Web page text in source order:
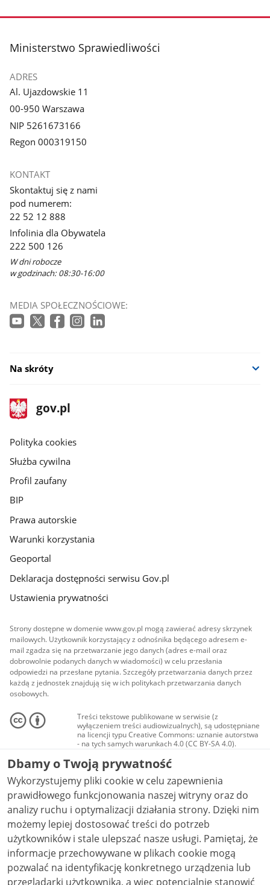
stopka
Ministerstwo Sprawiedliwości
ADRES
Al. Ujazdowskie 11
00-950 Warszawa
NIP 5261673166
Regon 000319150
KONTAKT
Skontaktuj się z nami
pod numerem:
22 52 12 888
Infolinia dla Obywatela
222 500 126
W dni robocze
w godzinach: 08:30-16:00
MEDIA SPOŁECZNOŚCIOWE:
Na skróty
stopka
gov.pl
Strona
gov.pl
gov.pl
Polityka cookies
Służba cywilna
Profil zaufany
BIP
Prawa autorskie
Warunki korzystania
Geoportal
Deklaracja dostępności serwisu Gov.pl
Ustawienia prywatności
Strony dostępne w domenie www.gov.pl mogą zawierać adresy skrzynek
mailowych. Użytkownik korzystający z odnośnika będącego adresem e-
mail zgadza się na przetwarzanie jego danych (adres e-mail oraz
dobrowolnie podanych danych w wiadomości) w celu przesłania
odpowiedzi na przesłane pytania. Szczegóły przetwarzania danych przez
każdą z jednostek znajdują się w ich politykach przetwarzania danych
osobowych.
Treści tekstowe publikowane w serwisie (z
wyłączeniem treści audiowizualnych), są udostępniane
na licencji typu Creative Commons: uznanie autorstwa
- na tych samych warunkach 4.0 (CC BY-SA 4.0).
Materiały audiowizualne, w tym zdjęcia, materiały
audio i wideo, są udostępniane na licencji typu
Creative Commons: uznanie autorstwa użycie
niekomercyjne - bez utworów zależnych 4.0 (CC BY-
NC-ND 4.0), o ile nie jest to stwierdzone inaczej.
Dbamy o Twoją prywatność
Wykorzystujemy pliki cookie w celu zapewnienia
prawidłowego funkcjonowania naszej witryny oraz do
analizy ruchu i optymalizacji działania strony. Dzięki nim
możemy lepiej dostosować treści do potrzeb
użytkowników i stale ulepszać nasze usługi. Pamiętaj, że
informacje przechowywane w plikach cookie mogą
pozwalać na identyfikację konkretnego urządzenia lub
przeglądarki użytkownika, a więc potencjalnie stanowić